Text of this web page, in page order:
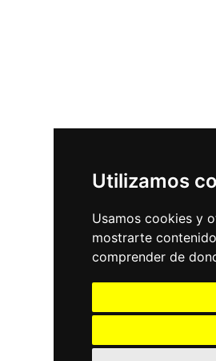
Utilizamos
Usamos cookies y
mostrarte
comprender de